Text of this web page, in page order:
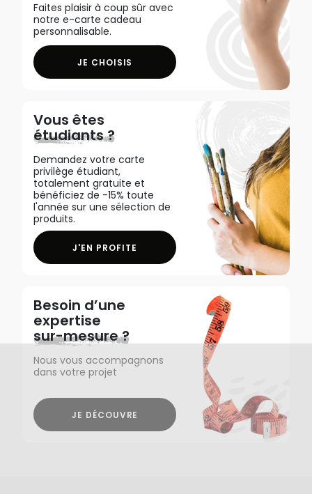
Faites plaisir à coup sûr avec
notre e-carte cadeau
personnalisable.
JE CHOISIS
Vous êtes
étudiants ?
Demandez votre carte
privilège étudiant,
totalement gratuite et
bénéficiez de -15% toute
l'année sur une sélection de
produits.
J'EN PROFITE
Besoin d’une
expertise
sur-mesure ?
Nous vous accompagnons
dans votre projet
JE DÉCOUVRE